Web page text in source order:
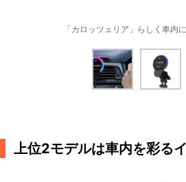
「カロッツェリア」らしく車内
上位2モデルは車内を彩る